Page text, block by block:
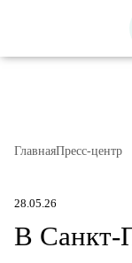
ГлавнаяПресс-центр
28.05.26
В Санкт-